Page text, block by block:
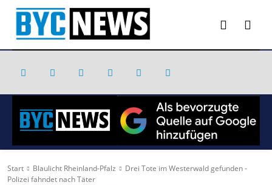
Start Blaulicht Rheinland-Pfalz
Drei Tote im Westerwald gefunden -
Polizei fahndet nach Täter